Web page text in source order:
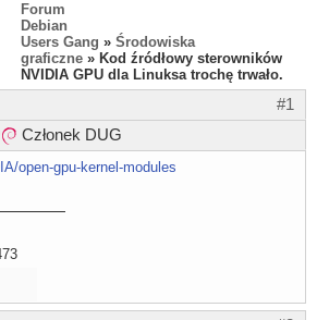
Forum
Debian
Users Gang » Środowiska
graficzne » Kod źródłowy sterowników
NVIDIA GPU dla Linuksa trochę trwało.
#1
Członek DUG
open-gpu-kernel-modules